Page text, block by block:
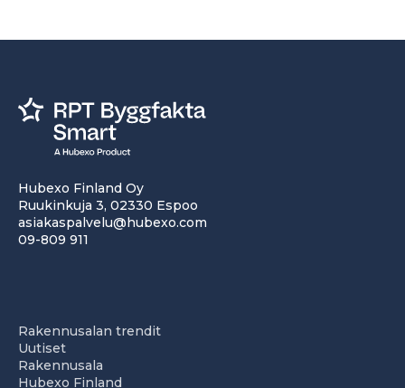
Hubexo Finland Oy
Ruukinkuja 3, 02330 Espoo
asiakaspalvelu@hubexo.com
09-809 911
Rakennusalan trendit
Uutiset
Rakennusala
Hubexo Finland